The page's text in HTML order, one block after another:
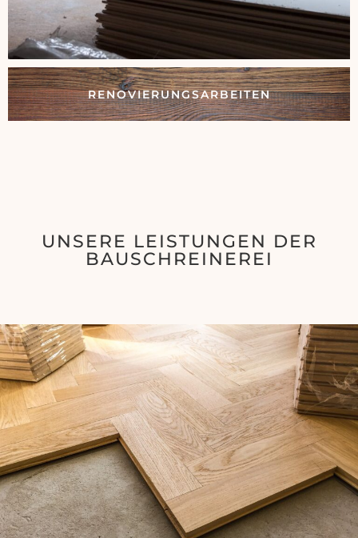
RENOVIERUNGSARBEITEN
UNSERE LEISTUNGEN DER
BAUSCHREINEREI